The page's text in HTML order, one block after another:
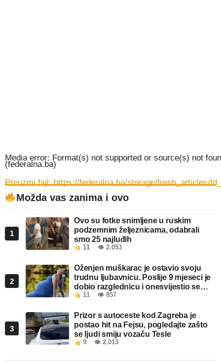
Media error: Format(s) not supported or source(s) not
Preuzmi fajl: https://federalna.ba/storage/fresh_articles/
(federalna.ba)
Možda vas zanima i ovo
1
Ovo su fotke snimljene u ruskim
podzemnim željeznicama, odabrali
smo 25 najluđih
11 👁 2.053
2
Oženjen muškarac je ostavio svoju
trudnu ljubavnicu. Poslije 9 mjeseci je
dobio razglednicu i onesvijestio se
kada je pročitao šta piše!
11 👁 857
3
Prizor s autoceste kod Zagreba je
postao hit na Fejsu, pogledajte zašto
se ljudi smiju vozaču Tesle
9 👁 2.013